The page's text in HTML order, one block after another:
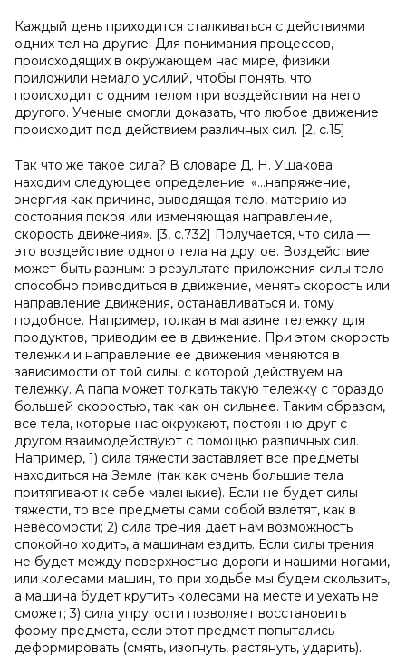
Каждый день приходится сталкиваться с действиями
одних тел на другие. Для понимания процессов,
происходящих в окружающем нас мире, физики
приложили немало усилий, чтобы понять, что
происходит с одним телом при воздействии на него
другого. Ученые смогли доказать, что любое движение
происходит под действием различных сил. [2, с.15]
Так что же такое сила? В словаре Д. Н. Ушакова
находим следующее определение: «…напряжение,
энергия как причина, выводящая тело, материю из
состояния покоя или изменяющая направление,
скорость движения». [3, с.732] Получается, что сила —
это воздействие одного тела на другое. Воздействие
может быть разным: в результате приложения силы тело
способно приводиться в движение, менять скорость или
направление движения, останавливаться и. тому
подобное. Например, толкая в магазине тележку для
продуктов, приводим ее в движение. При этом скорость
тележки и направление ее движения меняются в
зависимости от той силы, с которой действуем на
тележку. А папа может толкать такую тележку с гораздо
большей скоростью, так как он сильнее. Таким образом,
все тела, которые нас окружают, постоянно друг с
другом взаимодействуют с помощью различных сил.
Например, 1) сила тяжести заставляет все предметы
находиться на Земле (так как очень большие тела
притягивают к себе маленькие). Если не будет силы
тяжести, то все предметы сами собой взлетят, как в
невесомости; 2) сила трения дает нам возможность
спокойно ходить, а машинам ездить. Если силы трения
не будет между поверхностью дороги и нашими ногами,
или колесами машин, то при ходьбе мы будем скользить,
а машина будет крутить колесами на месте и уехать не
сможет; 3) сила упругости позволяет восстановить
форму предмета, если этот предмет попытались
деформировать (смять, изогнуть, растянуть, ударить).